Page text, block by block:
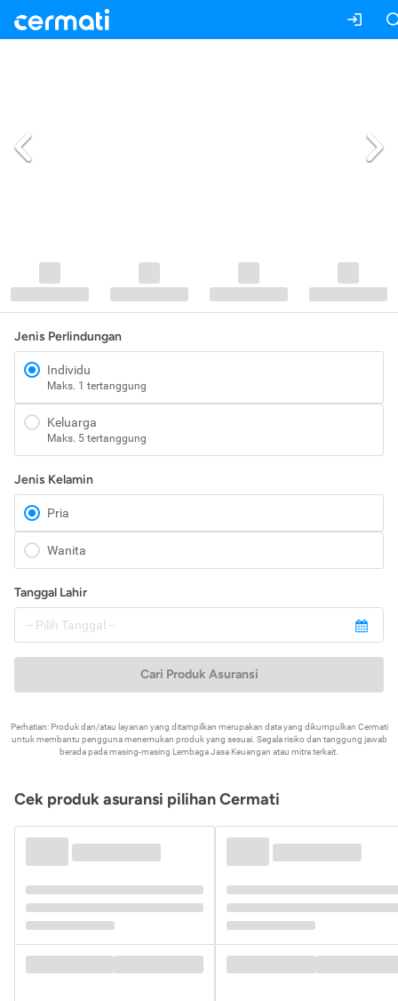
Jenis Perlindungan
Individu
Maks. 1 tertanggung
Keluarga
Maks. 5 tertanggung
Jenis Kelamin
Pria
Wanita
Tanggal Lahir
Cari Produk Asuransi
Perhatian: Produk dan/atau layanan yang ditampilkan merupakan data yang dikumpulkan Cermati
untuk membantu pengguna menemukan produk yang sesuai. Segala risiko dan tanggung jawab
berada pada masing-masing Lembaga Jasa Keuangan atau mitra terkait.
Cek produk asuransi pilihan Cermati